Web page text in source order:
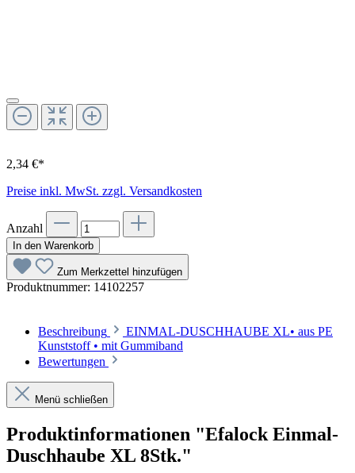
2,34 €*
Preise inkl. MwSt. zzgl. Versandkosten
Anzahl
In den Warenkorb
Zum Merkzettel hinzufügen
Produktnummer: 14102257
Beschreibung
EINMAL-DUSCHHAUBE XL• aus PE
Kunststoff • mit Gummiband
Bewertungen
Menü schließen
Produktinformationen "Efalock Einmal-
Duschhaube XL 8Stk."